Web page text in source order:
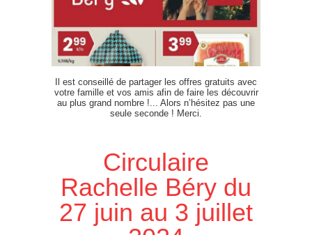
Il est conseillé de partager les offres gratuits avec
votre famille et vos amis afin de faire les découvrir
au plus grand nombre !... Alors n’hésitez pas une
seule seconde ! Merci.
Circulaire
Rachelle Béry du
27 juin au 3 juillet